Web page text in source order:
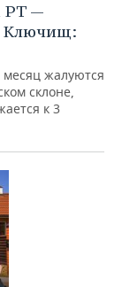
РТ —
Ключищ:
месяц жалуются
склоне,
к 3